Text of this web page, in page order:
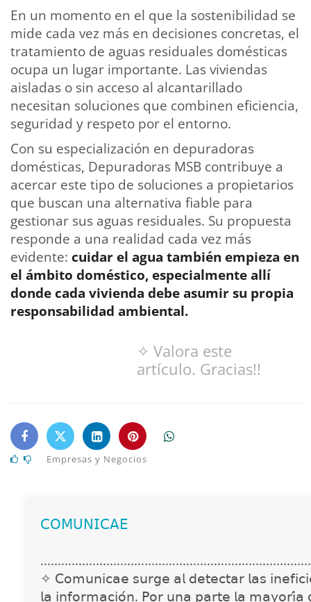
En un momento en el que la sostenibilidad se
mide cada vez más en decisiones concretas, el
tratamiento de aguas residuales domésticas
ocupa un lugar importante. Las viviendas
aisladas o sin acceso al alcantarillado
necesitan soluciones que combinen eficiencia,
seguridad y respeto por el entorno.
Con su especialización en depuradoras
domésticas, Depuradoras MSB contribuye a
acercar este tipo de soluciones a propietarios
que buscan una alternativa fiable para
gestionar sus aguas residuales. Su propuesta
responde a una realidad cada vez más
evidente: cuidar el agua también empieza en
el ámbito doméstico, especialmente allí
donde cada vivienda debe asumir su propia
responsabilidad ambiental.
✧ Valora este
artículo. Gracias!!
Empresas y Negocios
𝖢𝖮𝖬𝖴𝖭𝖨𝖢𝖠𝖤
✧ 𝖢𝗈𝗆𝗎𝗇𝗂𝖼𝖺𝖾 𝗌𝗎𝗋𝗀𝖾 𝖺𝗅 𝖽𝖾𝗍𝖾𝖼𝗍𝖺𝗋 𝗅𝖺𝗌
𝗅𝖺 𝗂𝗇𝖿𝗈𝗋𝗆𝖺𝖼𝗂𝗈́𝗇. 𝖯𝗈𝗋 𝗎𝗇𝖺 𝗉𝖺𝗋𝗍𝖾 𝗅𝖺